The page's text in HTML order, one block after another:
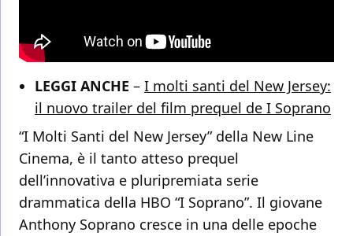
LEGGI ANCHE – I molti santi del New Jersey:
il nuovo trailer del film prequel de I Soprano
“I Molti Santi del New Jersey” della New Line
Cinema, è il tanto atteso prequel
dell’innovativa e pluripremiata serie
drammatica della HBO “I Soprano”. Il giovane
Anthony Soprano cresce in una delle epoche